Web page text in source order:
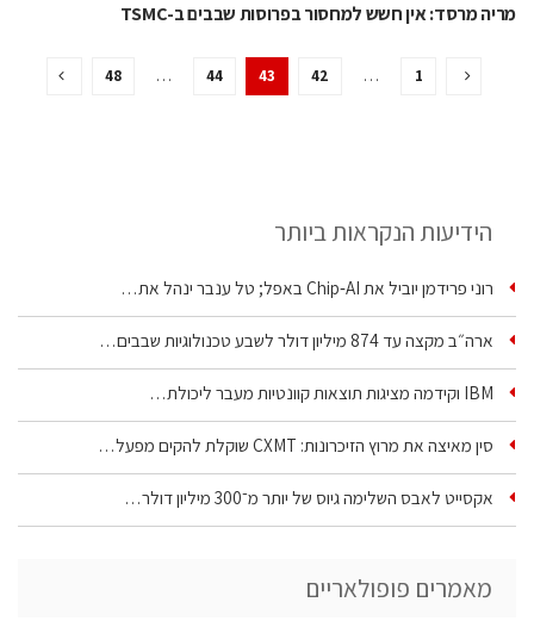
מריה מרסד: אין חשש למחסור בפרוסות שבבים ב-TSMC
1
…
42
43
44
…
48
הידיעות הנקראות ביותר
רוני פרידמן יוביל את Chip‑AI באפל; טל ענבר ינהל את…
ארה״ב מקצה עד 874 מיליון דולר לשבע טכנולוגיות שבבים…
IBM וקידמה מציגות תוצאות קוונטיות מעבר ליכולת…
סין מאיצה את מרוץ הזיכרונות: CXMT שוקלת להקים מפעל…
אקסייט לאבס השלימה גיוס של יותר מ־300 מיליון דולר…
מאמרים פופולאריים